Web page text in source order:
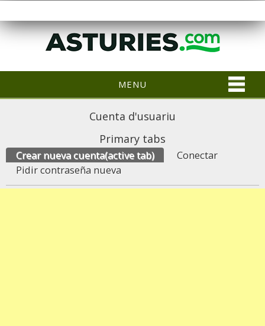
MENU
Cuenta d'usuariu
Primary tabs
Crear nueva cuenta(active tab)
Conectar
Pidir contraseña nueva